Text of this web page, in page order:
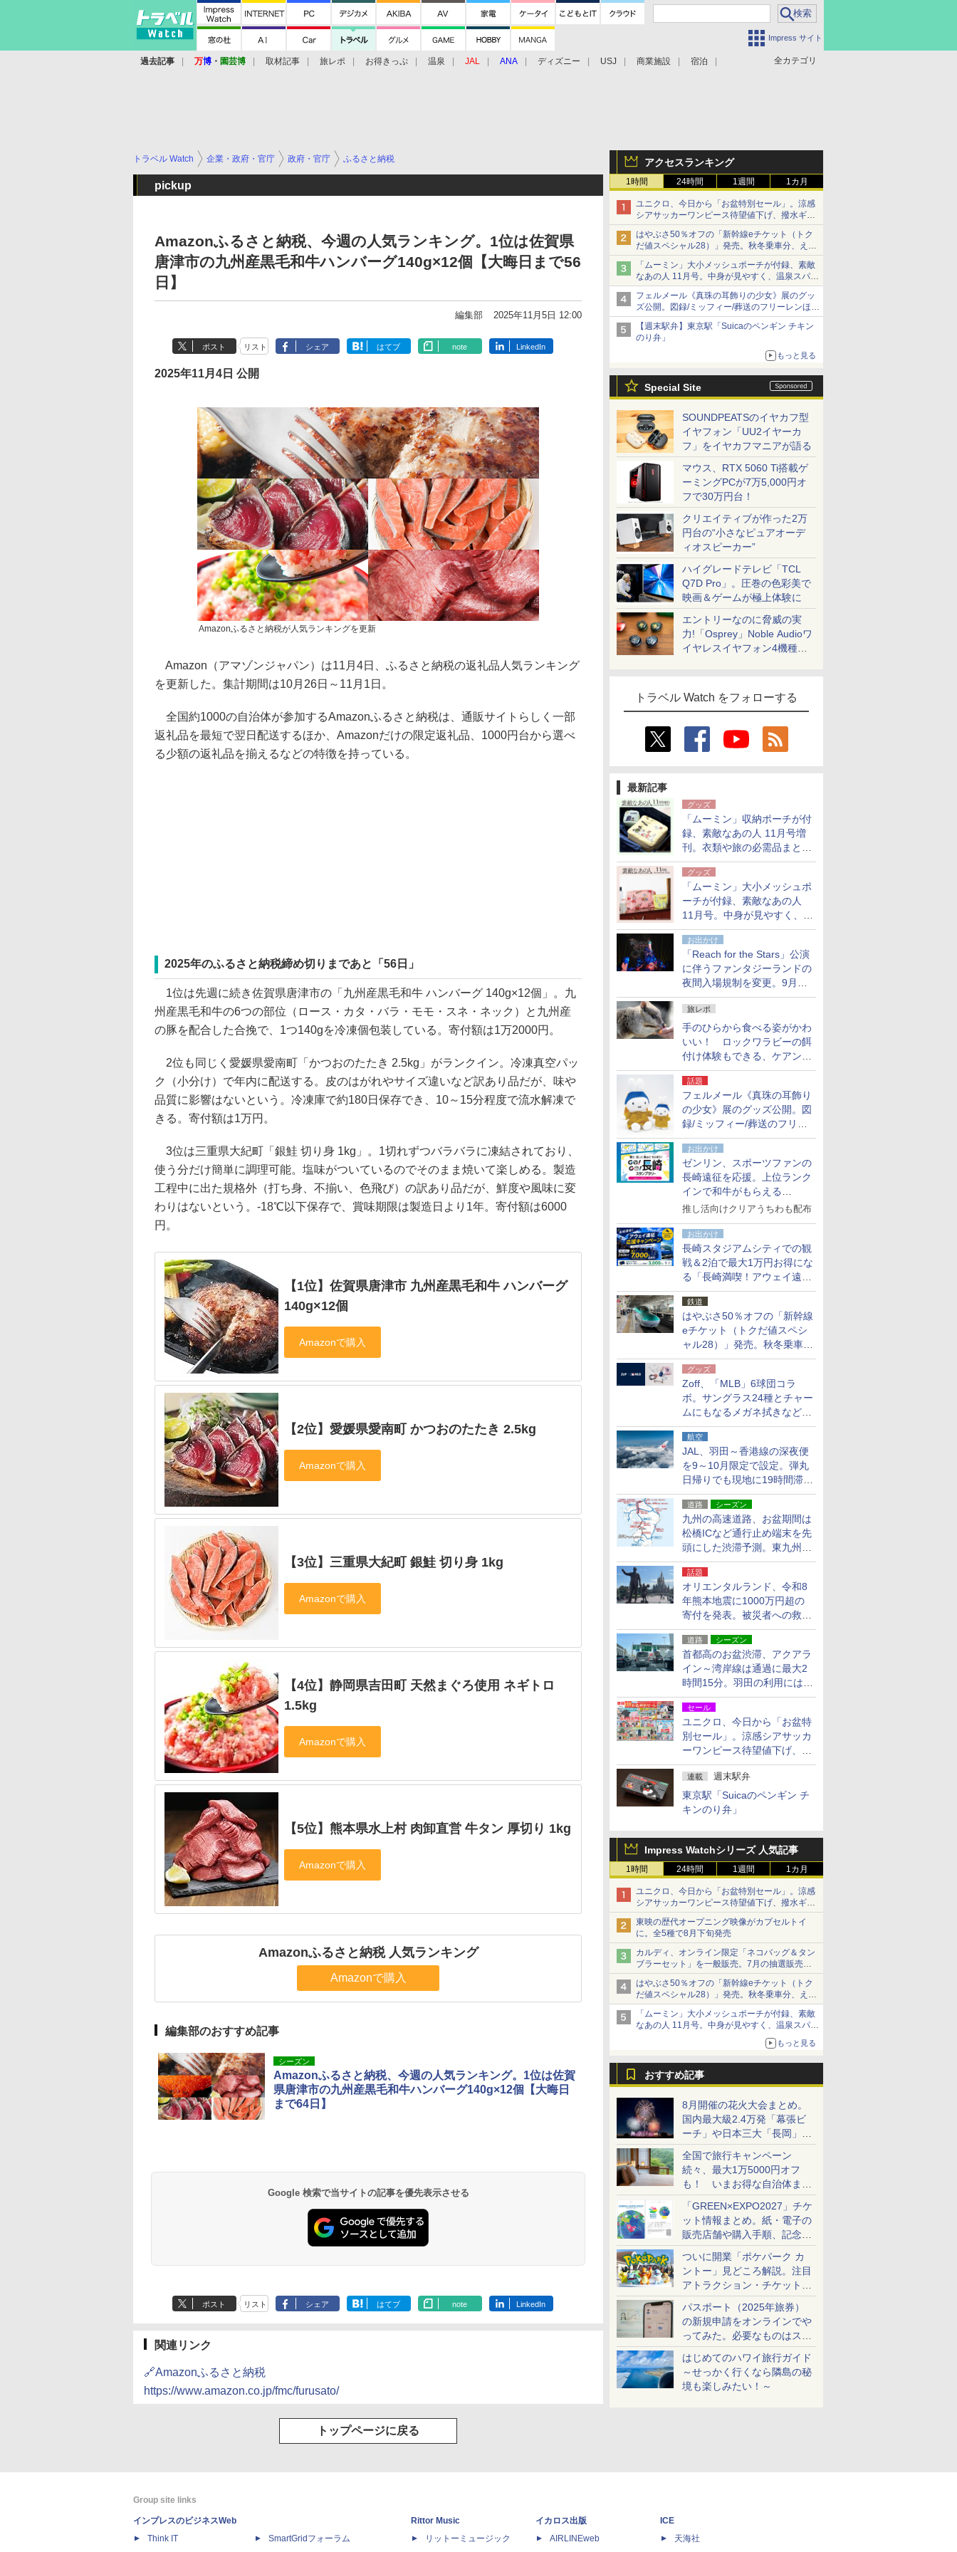
Impress サイト
全カテゴリ
過去記事 万博 ・ 園芸博 取材記事 旅レポ お得きっぷ 温泉 JAL ANA ディズニー USJ 商業施設 宿泊
アクセスランキング
1時間 24時間 1週間 1カ月
ユニクロ、今日から「お盆特別セール」。涼感
シアサッカーワンピース待望値下げ、撥水ギア
ショーツは1990円に
はやぶさ50％オフの「新幹線eチケット（トク
だ値スペシャル28）」発売。秋冬乗車分、えき
ねっと限定
「ムーミン」大小メッシュポーチが付録、素敵
なあの人 11月号。中身が見やすく、温泉スパに
も使える
フェルメール《真珠の耳飾りの少女》展のグッ
ズ公開。図録/ミッフィー/葬送のフリーレンほ
か、注目ブランドコラボが実現
【週末駅弁】東京駅「Suicaのペンギン チキン
のり弁」
もっと見る
Special Site
SOUNDPEATSのイヤカフ型
イヤフォン「UU2イヤーカ
フ」をイヤカフマニアが語る
マウス、RTX 5060 Ti搭載ゲ
ーミングPCが7万5,000円オ
フで30万円台！
クリエイティブが作った2万
円台の“小さなピュアオーデ
ィオスピーカー”
ハイグレードテレビ「TCL
Q7D Pro」。圧巻の色彩美で
映画＆ゲームが極上体験に
エントリーなのに脅威の実
力!「Osprey」Noble Audioワ
イヤレスイヤフォン4機種を
トラベル Watch をフォローする
最新記事
グッズ
「ムーミン」収納ポーチが付
録、素敵なあの人 11月号増
刊。衣類や旅の必需品まとま
る大小2個セット
グッズ
「ムーミン」大小メッシュポ
ーチが付録、素敵なあの人
11月号。中身が見やすく、温
泉スパにも使える
お出かけ
「Reach for the Stars」公演
に伴うファンタジーランドの
夜間入場規制を変更。9月か
ら18時50分～20時ごろに
旅レポ
手のひらから食べる姿がかわ
いい！ ロックワラビーの餌
付け体験もできる、ケアンズ
でアサートン高原の日本語ガ
イド付きツアーに参加してみ
た
話題
フェルメール《真珠の耳飾り
の少女》展のグッズ公開。図
録/ミッフィー/葬送のフリー
レンほか、注目ブランドコラ
ボが実現
お出かけ
ゼンリン、スポーツファンの
長崎遠征を応援。上位ランク
インで和牛がもらえる
「GO！GO！長崎スタンプラ
推し活向けクリアうちわも配布
お出かけ
長崎スタジアムシティでの観
戦＆2泊で最大1万円お得にな
る「長崎満喫！アウェイ遠征
応援キャンペーン」
鉄道
はやぶさ50％オフの「新幹線
eチケット（トクだ値スペシ
ャル28）」発売。秋冬乗車
分、えきねっと限定
グッズ
Zoff、「MLB」6球団コラ
ボ。サングラス24種とチャー
ムにもなるメガネ拭きなど雑
貨24種
航空
JAL、羽田～香港線の深夜便
を9～10月限定で設定。弾丸
日帰りでも現地に19時間滞在
できる
道路 シーズン
九州の高速道路、お盆期間は
松橋ICなど通行止め端末を先
頭にした渋滞予測。東九州道
への迂回は料金調整を実施
話題
オリエンタルランド、令和8
年熊本地震に1000万円超の
寄付を発表。被災者への救援
活動・復旧支援
道路 シーズン
首都高のお盆渋滞、アクアラ
イン～湾岸線は通過に最大2
時間15分。羽田の利用には
「空港西出口」の利用検討を
セール
ユニクロ、今日から「お盆特
別セール」。涼感シアサッカ
ーワンピース待望値下げ、撥
水ギアショーツは1990円に
連載 週末駅弁
東京駅「Suicaのペンギン チ
キンのり弁」
Impress Watchシリーズ 人気記事
1時間 24時間 1週間 1カ月
ユニクロ、今日から「お盆特別セール」。涼感
シアサッカーワンピース待望値下げ、撥水ギア
ショーツは1990円に
東映の歴代オープニング映像がカプセルトイ
に。全5種で8月下旬発売
カルディ、オンライン限定「ネコバッグ＆タン
ブラーセット」を一般販売。7月の抽選販売の
当選無効分
はやぶさ50％オフの「新幹線eチケット（トク
だ値スペシャル28）」発売。秋冬乗車分、えき
ねっと限定
「ムーミン」大小メッシュポーチが付録、素敵
なあの人 11月号。中身が見やすく、温泉スパに
もっと見る
おすすめ記事
8月開催の花火大会まとめ。
国内最大級2.4万発「幕張ビ
ーチ」や日本三大「長岡」な
ど大型イベント目白押し！
全国で旅行キャンペーン
続々、最大1万5000円オフ
も！ いまお得な自治体まと
め
「GREEN×EXPO2027」チケ
ット情報まとめ。紙・電子の
販売店舗や購入手順、記念チ
ケットも解説
ついに開業「ポケパーク カ
ントー」見どころ解説。注目
アトラクション・チケット手
配・来場前に必要な準備は？
パスポート（2025年旅券）
の新規申請をオンラインでや
ってみた。必要なものはスマ
ホとマイナカードのみ
はじめてのハワイ旅行ガイド
～せっかく行くなら隣島の秘
境も楽しみたい！～
トラベル Watch 企業・政府・官庁 政府・官庁 ふるさと納税
pickup
Amazonふるさと納税、今週の人気ランキング。1位は佐賀県
唐津市の九州産黒毛和牛ハンバーグ140g×12個【大晦日まで56
日】
編集部 2025年11月5日 12:00
ポスト リスト シェア はてブ note LinkedIn
2025年11月4日 公開
Amazonふるさと納税が人気ランキングを更新
Amazon（アマゾンジャパン）は11月4日、ふるさと納税の返礼品人気ランキング
を更新した。集計期間は10月26日～11月1日。
全国約1000の自治体が参加するAmazonふるさと納税は、通販サイトらしく一部
返礼品を最短で翌日配送するほか、Amazonだけの限定返礼品、1000円台から選べ
る少額の返礼品を揃えるなどの特徴を持っている。
2025年のふるさと納税締め切りまであと「56日」
1位は先週に続き佐賀県唐津市の「九州産黒毛和牛 ハンバーグ 140g×12個」。九
州産黒毛和牛の6つの部位（ロース・カタ・バラ・モモ・スネ・ネック）と九州産
の豚を配合した合挽で、1つ140gを冷凍個包装している。寄付額は1万2000円。
2位も同じく愛媛県愛南町「かつおのたたき 2.5kg」がランクイン。冷凍真空パッ
ク（小分け）で年内に配送する。皮のはがれやサイズ違いなど訳あり品だが、味や
品質に影響はないという。冷凍庫で約180日保存でき、10～15分程度で流水解凍で
きる。寄付額は1万円。
3位は三重県大紀町「銀鮭 切り身 1kg」。1切れずつバラバラに凍結されており、
使う分だけ簡単に調理可能。塩味がついているのでそのまま焼いて楽しめる。製造
工程中に出た規格外（打ち身、不揃い、色飛び）の訳あり品だが、鮮度や風味に変
わりはないという。-18℃以下保存で、賞味期限は製造日より1年。寄付額は6000
円。
【1位】佐賀県唐津市 九州産黒毛和牛 ハンバーグ
140g×12個
【2位】愛媛県愛南町 かつおのたたき 2.5kg
【3位】三重県大紀町 銀鮭 切り身 1kg
【4位】静岡県吉田町 天然まぐろ使用 ネギトロ
1.5kg
【5位】熊本県水上村 肉卸直営 牛タン 厚切り 1kg
Amazonふるさと納税 人気ランキング
Amazonで購入
編集部のおすすめ記事
シーズン
Amazonふるさと納税、今週の人気ランキング。1位は佐賀
県唐津市の九州産黒毛和牛ハンバーグ140g×12個【大晦日
まで64日】
Google 検索で当サイトの記事を優先表示させる
ポスト リスト シェア はてブ note LinkedIn
関連リンク
🔗Amazonふるさと納税
https://www.amazon.co.jp/fmc/furusato/
トップページに戻る
Group site links
インプレスのビジネスWeb
Think IT
SmartGridフォーラム
Rittor Music
リットーミュージック
イカロス出版
AIRLINEweb
ICE
天海社